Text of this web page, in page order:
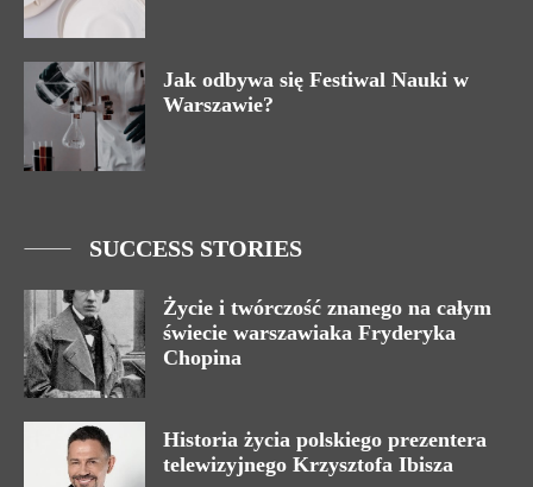
Jak odbywa się Festiwal Nauki w
Warszawie?
SUCCESS STORIES
Życie i twórczość znanego na całym
świecie warszawiaka Fryderyka
Chopina
Historia życia polskiego prezentera
telewizyjnego Krzysztofa Ibisza